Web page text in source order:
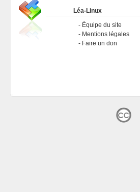
Léa-Linux
Équipe du site
Mentions légales
Faire un don